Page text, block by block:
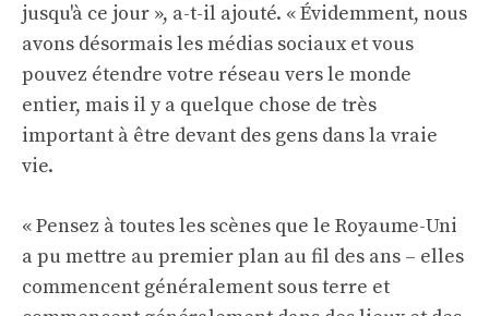
jusqu'à ce jour », a-t-il ajouté. « Évidemment, nous
avons désormais les médias sociaux et vous
pouvez étendre votre réseau vers le monde
entier, mais il y a quelque chose de très
important à être devant des gens dans la vraie
vie.
« Pensez à toutes les scènes que le Royaume-Uni
a pu mettre au premier plan au fil des ans – elles
commencent généralement sous terre et